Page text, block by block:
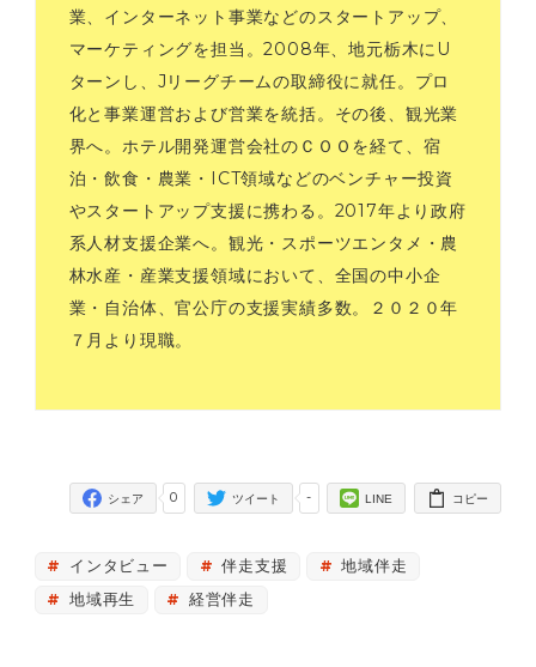
業、インターネット事業などのスタートアップ、
マーケティングを担当。2008年、地元栃木にU
ターンし、Jリーグチームの取締役に就任。プロ
化と事業運営および営業を統括。その後、観光業
界へ。ホテル開発運営会社のＣＯＯを経て、宿
泊・飲食・農業・ICT領域などのベンチャー投資
やスタートアップ支援に携わる。2017年より政府
系人材支援企業へ。観光・スポーツエンタメ・農
林水産・産業支援領域において、全国の中小企
業・自治体、官公庁の支援実績多数。２０２０年
７月より現職。
0
シェア -
ツイート LINE コピー
インタビュー 伴走支援
地域伴走
地域再生
経営伴走